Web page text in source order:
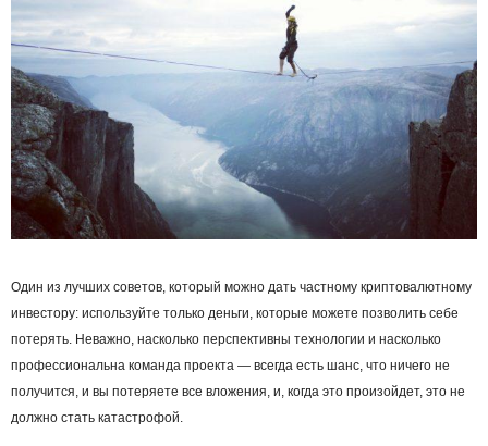
Один из лучших советов, который можно дать частному криптовалютному
инвестору: используйте только деньги, которые можете позволить себе
потерять. Неважно, насколько перспективны технологии и насколько
профессиональна команда проекта — всегда есть шанс, что ничего не
получится, и вы потеряете все вложения, и, когда это произойдет, это не
должно стать катастрофой.